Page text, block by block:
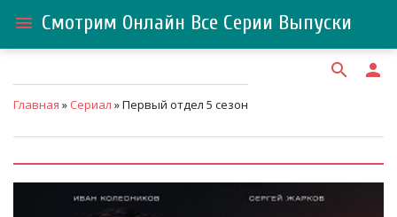
menu Смотрим Онлайн Все Серии Выпуски
search person
Главная » Сериал » Первый отдел 5 сезон